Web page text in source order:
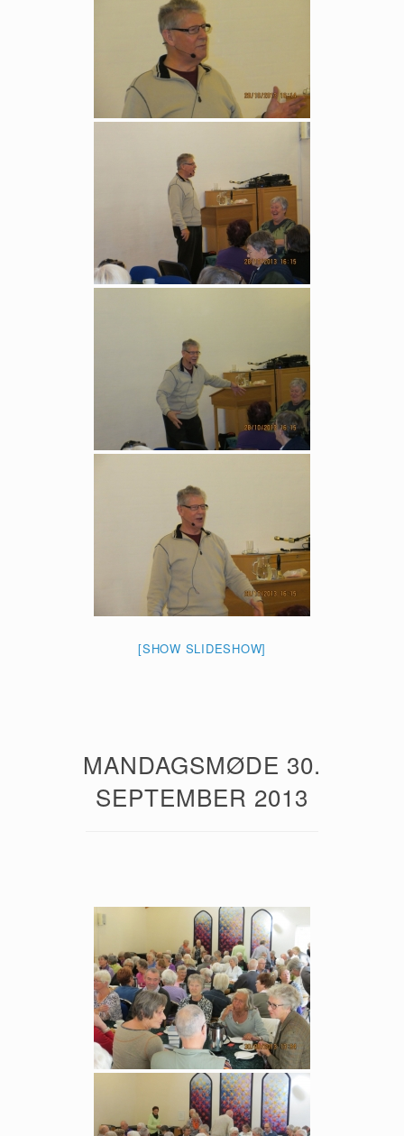
[SHOW SLIDESHOW]
MANDAGSMØDE 30.
SEPTEMBER 2013